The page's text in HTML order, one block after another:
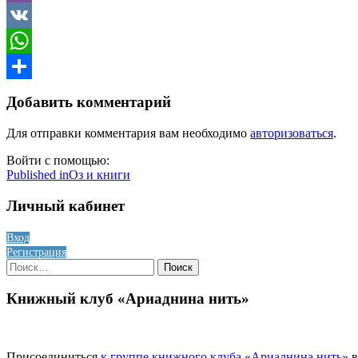
Viber
VK
WhatsApp
Добавить комментарий
Для отправки комментария вам необходимо авторизоваться.
Войти с помощью:
Навигация
по
Published inОз и книги
Личный кабинет
Вход
Регистрация
Найти:
Книжный клуб «Ариаднина нить»